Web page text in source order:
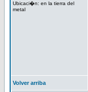
Ubicaci�n: en la tierra del
metal
Volver arriba